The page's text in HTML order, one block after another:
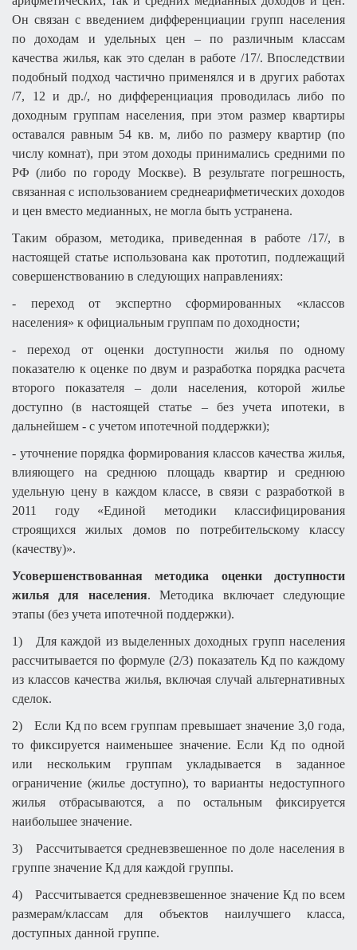
Он связан с введением дифференциации групп населения
по доходам и удельных цен – по различным классам
качества жилья, как это сделан в работе /17/. Впоследствии
подобный подход частично применялся и в других работах
/7, 12 и др./, но дифференциация проводилась либо по
доходным группам населения, при этом размер квартиры
оставался равным 54 кв. м, либо по размеру квартир (по
числу комнат), при этом доходы принимались средними по
РФ (либо по городу Москве). В результате погрешность,
связанная с использованием среднеарифметических доходов
и цен вместо медианных, не могла быть устранена.
Таким образом, методика, приведенная в работе /17/, в
настоящей статье использована как прототип, подлежащий
совершенствованию в следующих направлениях:
- переход от экспертно сформированных «классов
населения» к официальным группам по доходности;
- переход от оценки доступности жилья по одному
показателю к оценке по двум и разработка порядка расчета
второго показателя – доли населения, которой жилье
доступно (в настоящей статье – без учета ипотеки, в
дальнейшем - с учетом ипотечной поддержки);
- уточнение порядка формирования классов качества жилья,
влияющего на среднюю площадь квартир и среднюю
удельную цену в каждом классе, в связи с разработкой в
2011 году «Единой методики классифицирования
строящихся жилых домов по потребительскому классу
(качеству)».
Усовершенствованная методика оценки доступности
жилья для населения. Методика включает следующие
этапы (без учета ипотечной поддержки).
1)
Для каждой из выделенных доходных групп населения
рассчитывается по формуле (2/3) показатель Кд по каждому
из классов качества жилья, включая случай альтернативных
сделок.
2)
Если Кд по всем группам превышает значение 3,0 года,
то фиксируется наименьшее значение. Если Кд по одной
или нескольким группам укладывается в заданное
ограничение (жилье доступно), то варианты недоступного
жилья отбрасываются, а по остальным фиксируется
наибольшее значение.
3)
Рассчитывается средневзвешенное по доле населения в
группе значение Кд для каждой группы.
4)
Рассчитывается средневзвешенное значение Кд по всем
размерам/классам для объектов наилучшего класса,
доступных данной группе.